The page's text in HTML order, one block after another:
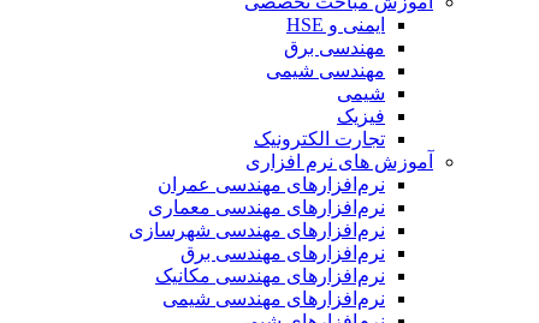
ایمنی و HSE
مهندسی برق
مهندسی شیمی
شیمی
فیزیک
تجارت الکترونیک
آموزش های نرم افزاری
نرم‌افزارهای مهندسی عمران
نرم‌افزارهای مهندسی معماری
نرم‌افزارهای مهندسی شهرسازی
نرم‌افزارهای مهندسی برق
نرم‌افزارهای مهندسی مکانیک
نرم‌افزارهای مهندسی شیمی